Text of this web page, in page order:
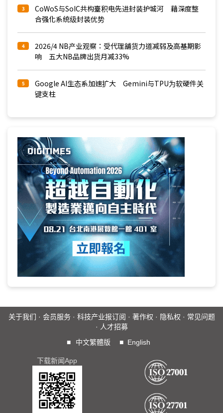
3
CoWoS与SoIC共构臺积电先进封装护城河 藉深度整
合强化系统级封装优势
4
2026/4 NB产业观察：受代理舖货力道减弱及高基期影
响 五大NB品牌出货月减33%
5
Google AI生态系加速扩大 Gemini与TPU为软硬件关
键支柱
关于我们 · 会员服务· 科技产业报订阅 · 著作权 · 隐私权 · 常见问题
· 人才招募
■
中文繁體版 ■ English
下载新闻App